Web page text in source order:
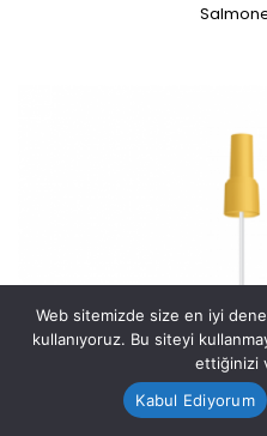
Web sitemizde size en iyi
kullanıyoruz. Bu siteyi
ettiğinizi
Kabul Ediyorum
Bize Ulaşın!